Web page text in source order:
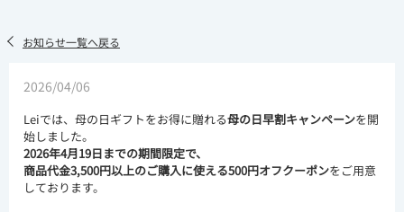
お知らせ一覧へ戻る
2026/04/06
Leiでは、母の日ギフトをお得に贈れる母の日早割キャンペーンを開
始しました。
2026年4月19日までの期間限定で、
商品代金3,500円以上のご購入に使える500円オフクーポンをご用意
しております。